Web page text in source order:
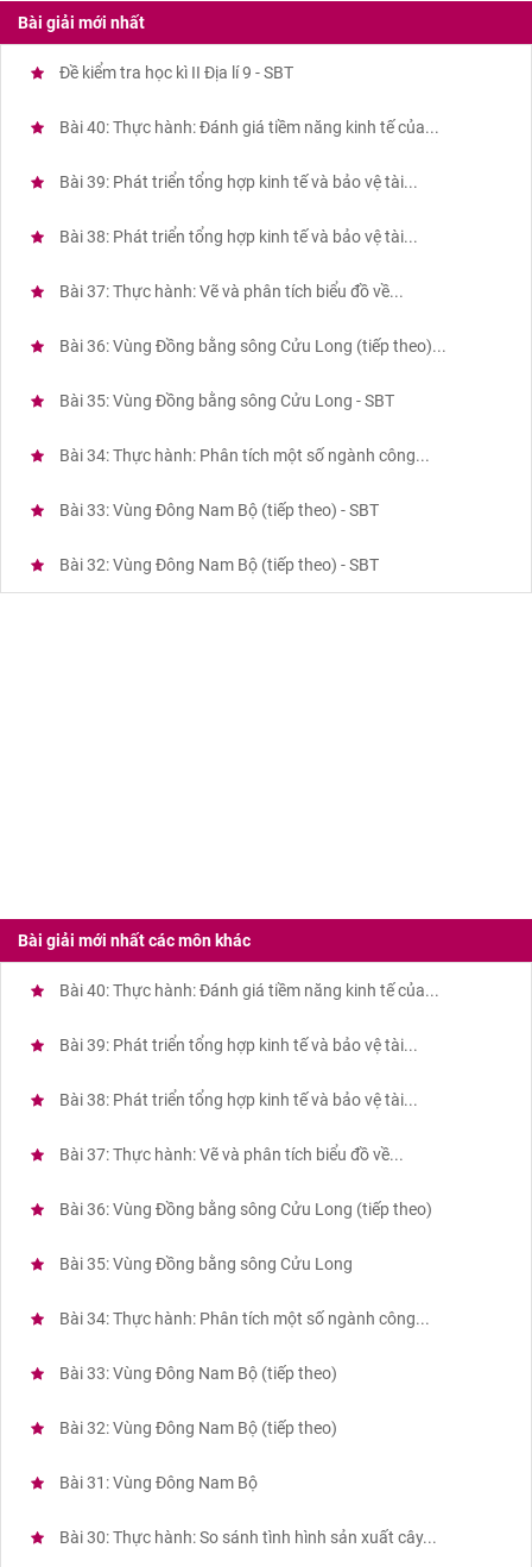
Bài giải mới nhất
Đề kiểm tra học kì II Địa lí 9 - SBT
Bài 40: Thực hành: Đánh giá tiềm năng kinh tế của...
Bài 39: Phát triển tổng hợp kinh tế và bảo vệ tài...
Bài 38: Phát triển tổng hợp kinh tế và bảo vệ tài...
Bài 37: Thực hành: Vẽ và phân tích biểu đồ về...
Bài 36: Vùng Đồng bằng sông Cửu Long (tiếp theo)...
Bài 35: Vùng Đồng bằng sông Cửu Long - SBT
Bài 34: Thực hành: Phân tích một số ngành công...
Bài 33: Vùng Đông Nam Bộ (tiếp theo) - SBT
Bài 32: Vùng Đông Nam Bộ (tiếp theo) - SBT
Bài giải mới nhất các môn khác
Bài 40: Thực hành: Đánh giá tiềm năng kinh tế của...
Bài 39: Phát triển tổng hợp kinh tế và bảo vệ tài...
Bài 38: Phát triển tổng hợp kinh tế và bảo vệ tài...
Bài 37: Thực hành: Vẽ và phân tích biểu đồ về...
Bài 36: Vùng Đồng bằng sông Cửu Long (tiếp theo)
Bài 35: Vùng Đồng bằng sông Cửu Long
Bài 34: Thực hành: Phân tích một số ngành công...
Bài 33: Vùng Đông Nam Bộ (tiếp theo)
Bài 32: Vùng Đông Nam Bộ (tiếp theo)
Bài 31: Vùng Đông Nam Bộ
Bài 30: Thực hành: So sánh tình hình sản xuất cây...